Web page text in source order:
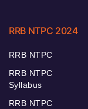
RRB NTPC 2024
RRB NTPC
RRB NTPC
Syllabus
RRB NTPC